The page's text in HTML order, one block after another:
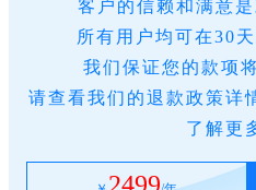
客户的信赖和满意
所有用户均可在30
我们保证您的款项
请查看我们的退款政策详
了解更
2499